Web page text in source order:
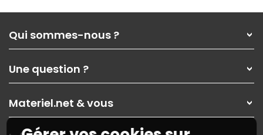
Qui sommes-nous ?
Nos services
Les magasins Materiel.net
Nos solutions pour les pros
Contactez-nous
Une question ?
Paiement, livraison
Garanties,Pack Zen
SAV, demander un retour
Materiel.net & vous
On répare votre PC portable